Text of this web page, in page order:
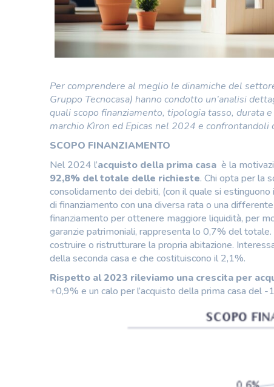
Per comprendere al meglio le dinamiche del
Gruppo Tecnocasa) hanno condotto un’analisi
quali scopo finanziamento, tipologia tasso,
marchio Kìron ed Epicas nel 2024 e confrontandoli
SCOPO FINANZIAMENTO
Nel 2024 l’acquisto della prima casa è la
92,8% del totale delle richieste. Chi opta per la
consolidamento dei debiti, (con il quale si
di finanziamento con una diversa rata o una
finanziamento per ottenere maggiore liquidità, per
garanzie patrimoniali, rappresenta lo 0,7% del
costruire o ristrutturare la propria abitazione.
della seconda casa e che costituiscono il 2,1%.
Rispetto al 2023 rileviamo una crescita per
+0,9% e un calo per l’acquisto della prima casa del